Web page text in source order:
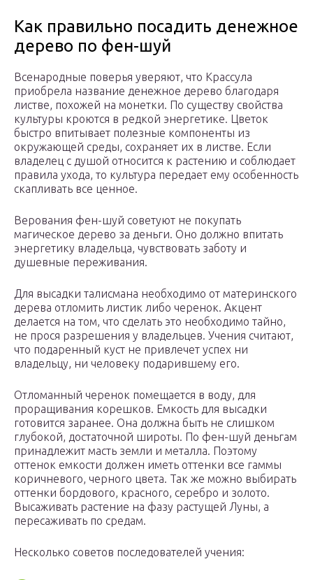
Как правильно посадить денежное
дерево по фен-шуй
Всенародные поверья уверяют, что Крассула
приобрела название денежное дерево благодаря
листве, похожей на монетки. По существу свойства
культуры кроются в редкой энергетике. Цветок
быстро впитывает полезные компоненты из
окружающей среды, сохраняет их в листве. Если
владелец с душой относится к растению и соблюдает
правила ухода, то культура передает ему особенность
скапливать все ценное.
Верования фен-шуй советуют не покупать
магическое дерево за деньги. Оно должно впитать
энергетику владельца, чувствовать заботу и
душевные переживания.
Для высадки талисмана необходимо от материнского
дерева отломить листик либо черенок. Акцент
делается на том, что сделать это необходимо тайно,
не прося разрешения у владельцев. Учения считают,
что подаренный куст не привлечет успех ни
владельцу, ни человеку подарившему его.
Отломанный черенок помещается в воду, для
проращивания корешков. Емкость для высадки
готовится заранее. Она должна быть не слишком
глубокой, достаточной широты. По фен-шуй деньгам
принадлежит масть земли и металла. Поэтому
оттенок емкости должен иметь оттенки все гаммы
коричневого, черного цвета. Так же можно выбирать
оттенки бордового, красного, серебро и золото.
Высаживать растение на фазу растущей Луны, а
пересаживать по средам.
Несколько советов последователей учения: